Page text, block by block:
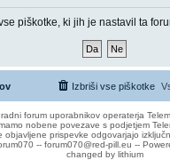
piškotke, ki jih je nastavil ta
Izbriši vse piškotke
forum uporabnikov operaterja
nobene povezave s podjetjem
objavljene prispevke odgovarjajo
-- forum070@red-pill.eu --
changed by lithium